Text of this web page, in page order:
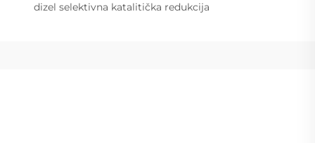
dizel selektivna katalitička redukcija